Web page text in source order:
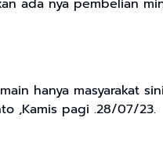
hanya masyarakat
,Kamis pagi .28/07/23.